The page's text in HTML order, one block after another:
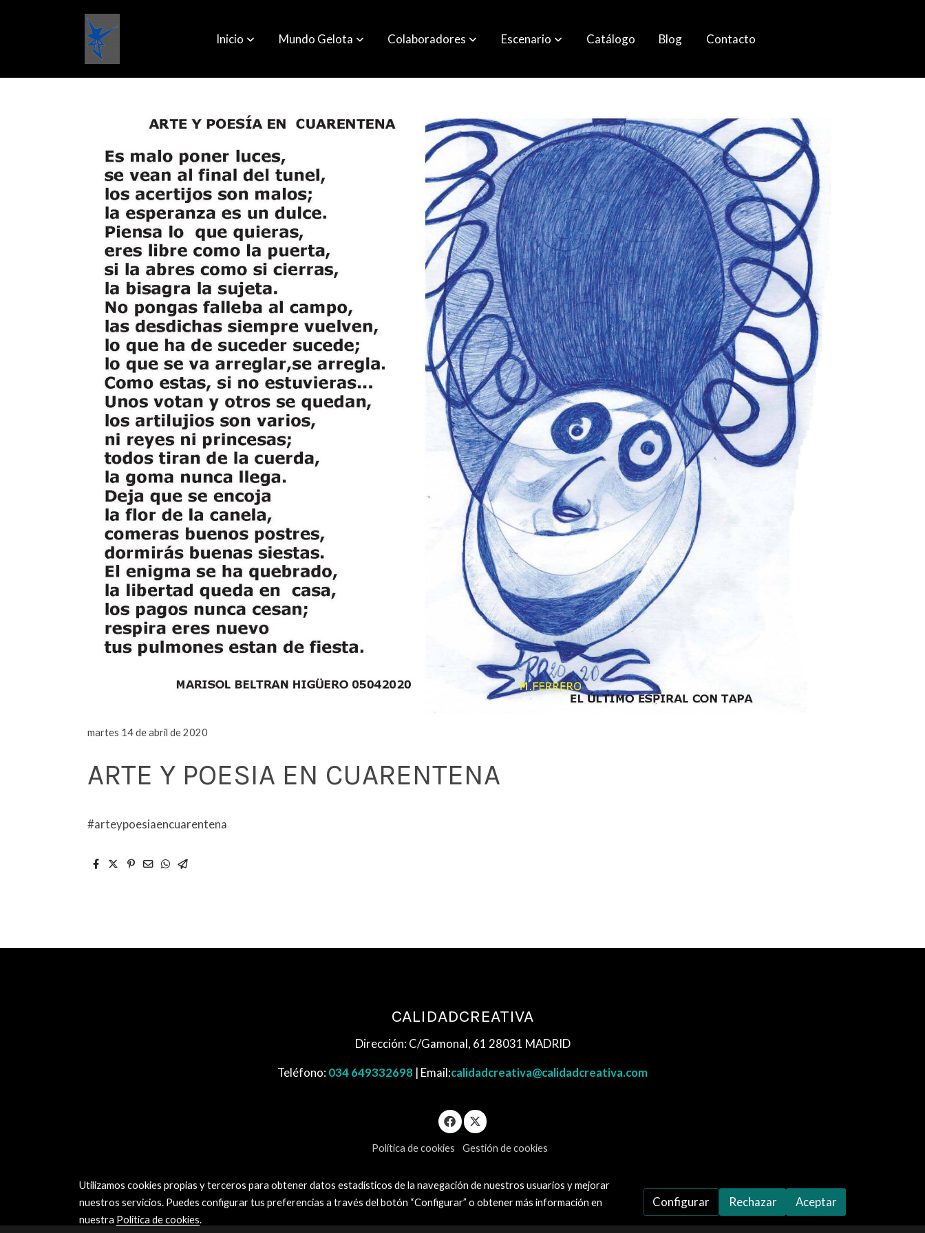
Inicio Mundo Gelota Colaboradores Escenario Catálogo Blog Contacto
martes 14 de abril de 2020
ARTE Y POESIA EN CUARENTENA
#arteypoesiaencuarentena
CALIDADCREATIVA
Dirección: C/Gamonal, 61 28031 MADRID
Teléfono: 034 649332698 | Email:calidadcreativa@calidadcreativa.com
Política de cookies Gestión de cookies
Utilizamos cookies propias y terceros para obtener datos estadísticos de la navegación de nuestros usuarios y mejorar
nuestros servicios. Puedes configurar tus preferencias a través del botón “Configurar” o obtener más información en
nuestra Política de cookies.
Configurar Rechazar Aceptar